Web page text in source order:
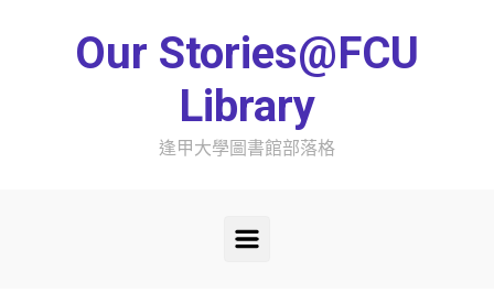
Our Stories@FCU
Library
逢甲大學圖書館部落格